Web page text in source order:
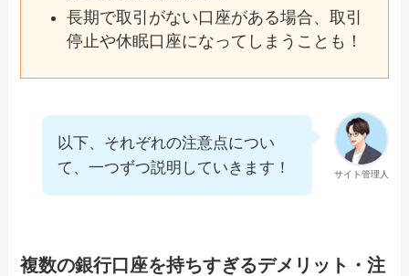
長期で取引がない口座がある場合、取引
停止や休眠口座になってしまうことも！
サイト管理人
以下、それぞれの注意点につい
て、一つずつ説明していきます！
複数の銀行口座を持ちすぎるデメリット・注